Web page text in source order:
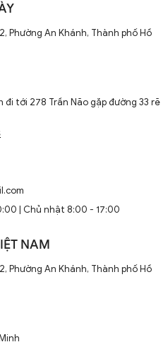
Phường An Khánh, Thành phố Hồ
đi tới 278 Trần Não gặp đường 33 rẽ
| Chủ nhật 8:00 - 17:00
NAM
Phường An Khánh, Thành phố Hồ